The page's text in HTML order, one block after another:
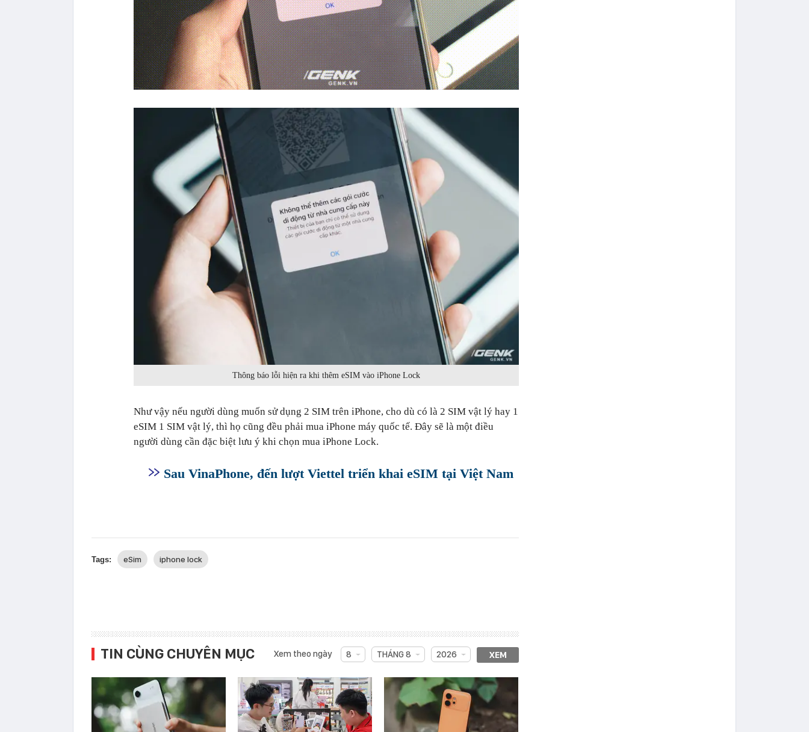
Thông báo lỗi hiện ra khi thêm eSIM vào iPhone Lock
Như vậy nếu người dùng muốn sử dụng 2 SIM trên iPhone, cho dù có là 2 SIM vật lý hay 1
eSIM 1 SIM vật lý, thì họ cũng đều phải mua iPhone máy quốc tế. Đây sẽ là một điều
người dùng cần đặc biệt lưu ý khi chọn mua iPhone Lock.
Sau VinaPhone, đến lượt Viettel triển khai eSIM tại Việt Nam
Tags: eSim iphone lock
TIN CÙNG CHUYÊN MỤC Xem theo ngày 8 THÁNG 8 2026 XEM